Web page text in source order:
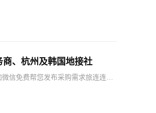
、杭州及韩国地接社
信免费帮您发布采购需求旅连连商